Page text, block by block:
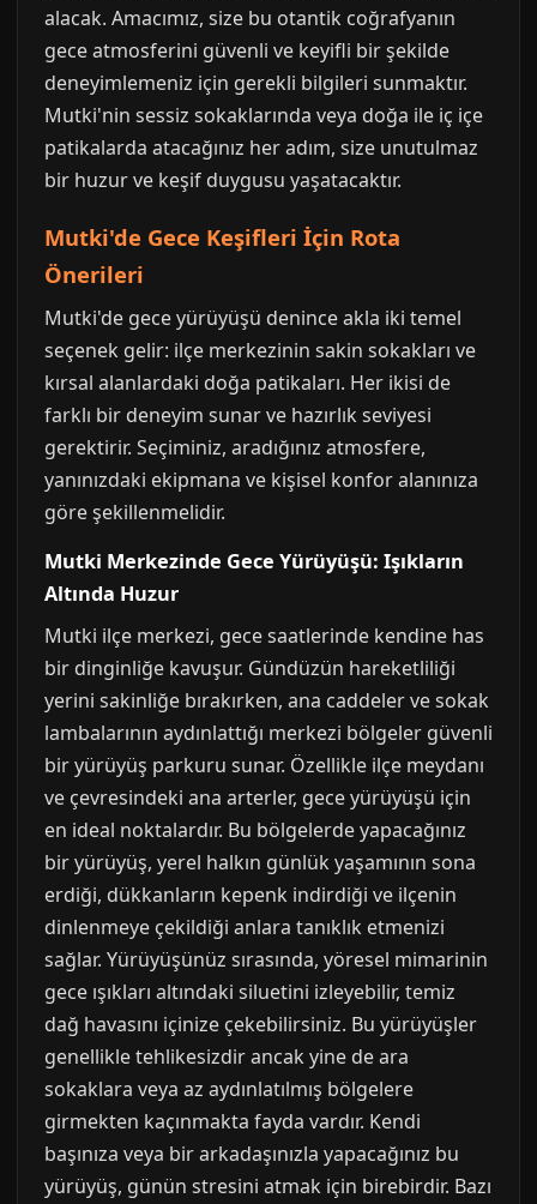
alacak. Amacımız, size bu otantik coğrafyanın
gece atmosferini güvenli ve keyifli bir şekilde
deneyimlemeniz için gerekli bilgileri sunmaktır.
Mutki'nin sessiz sokaklarında veya doğa ile iç içe
patikalarda atacağınız her adım, size unutulmaz
bir huzur ve keşif duygusu yaşatacaktır.
Mutki'de Gece Keşifleri İçin Rota
Önerileri
Mutki'de gece yürüyüşü denince akla iki temel
seçenek gelir: ilçe merkezinin sakin sokakları ve
kırsal alanlardaki doğa patikaları. Her ikisi de
farklı bir deneyim sunar ve hazırlık seviyesi
gerektirir. Seçiminiz, aradığınız atmosfere,
yanınızdaki ekipmana ve kişisel konfor alanınıza
göre şekillenmelidir.
Mutki Merkezinde Gece Yürüyüşü: Işıkların
Altında Huzur
Mutki ilçe merkezi, gece saatlerinde kendine has
bir dinginliğe kavuşur. Gündüzün hareketliliği
yerini sakinliğe bırakırken, ana caddeler ve sokak
lambalarının aydınlattığı merkezi bölgeler güvenli
bir yürüyüş parkuru sunar. Özellikle ilçe meydanı
ve çevresindeki ana arterler, gece yürüyüşü için
en ideal noktalardır. Bu bölgelerde yapacağınız
bir yürüyüş, yerel halkın günlük yaşamının sona
erdiği, dükkanların kepenk indirdiği ve ilçenin
dinlenmeye çekildiği anlara tanıklık etmenizi
sağlar. Yürüyüşünüz sırasında, yöresel mimarinin
gece ışıkları altındaki siluetini izleyebilir, temiz
dağ havasını içinize çekebilirsiniz. Bu yürüyüşler
genellikle tehlikesizdir ancak yine de ara
sokaklara veya az aydınlatılmış bölgelere
girmekten kaçınmakta fayda vardır. Kendi
başınıza veya bir arkadaşınızla yapacağınız bu
yürüyüş, günün stresini atmak için birebirdir. Bazı